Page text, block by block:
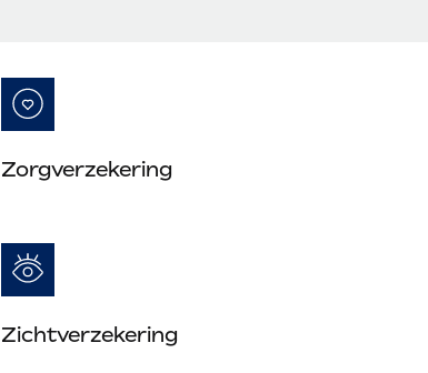
Zorgverzekering
Zichtverzekering